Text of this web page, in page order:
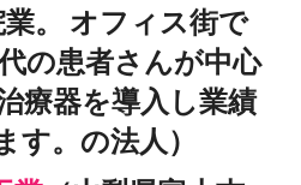
。 オフィス街で
の患者さんが中心
療器を導入し業績
す。の法人）